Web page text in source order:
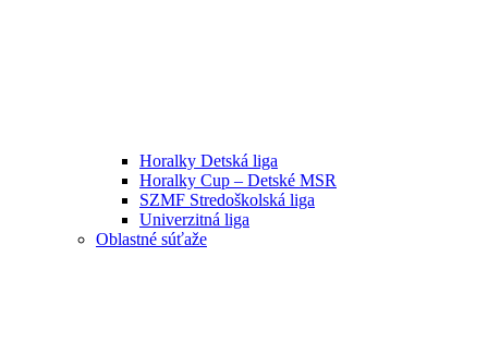
Horalky Detská liga
Horalky Cup – Detské MSR
SZMF Stredoškolská liga
Univerzitná liga
Oblastné súťaže